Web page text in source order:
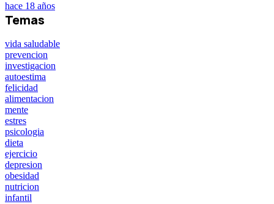
hace 18 años
Temas
vida saludable
prevencion
investigacion
autoestima
felicidad
alimentacion
mente
estres
psicologia
dieta
ejercicio
depresion
obesidad
nutricion
infantil